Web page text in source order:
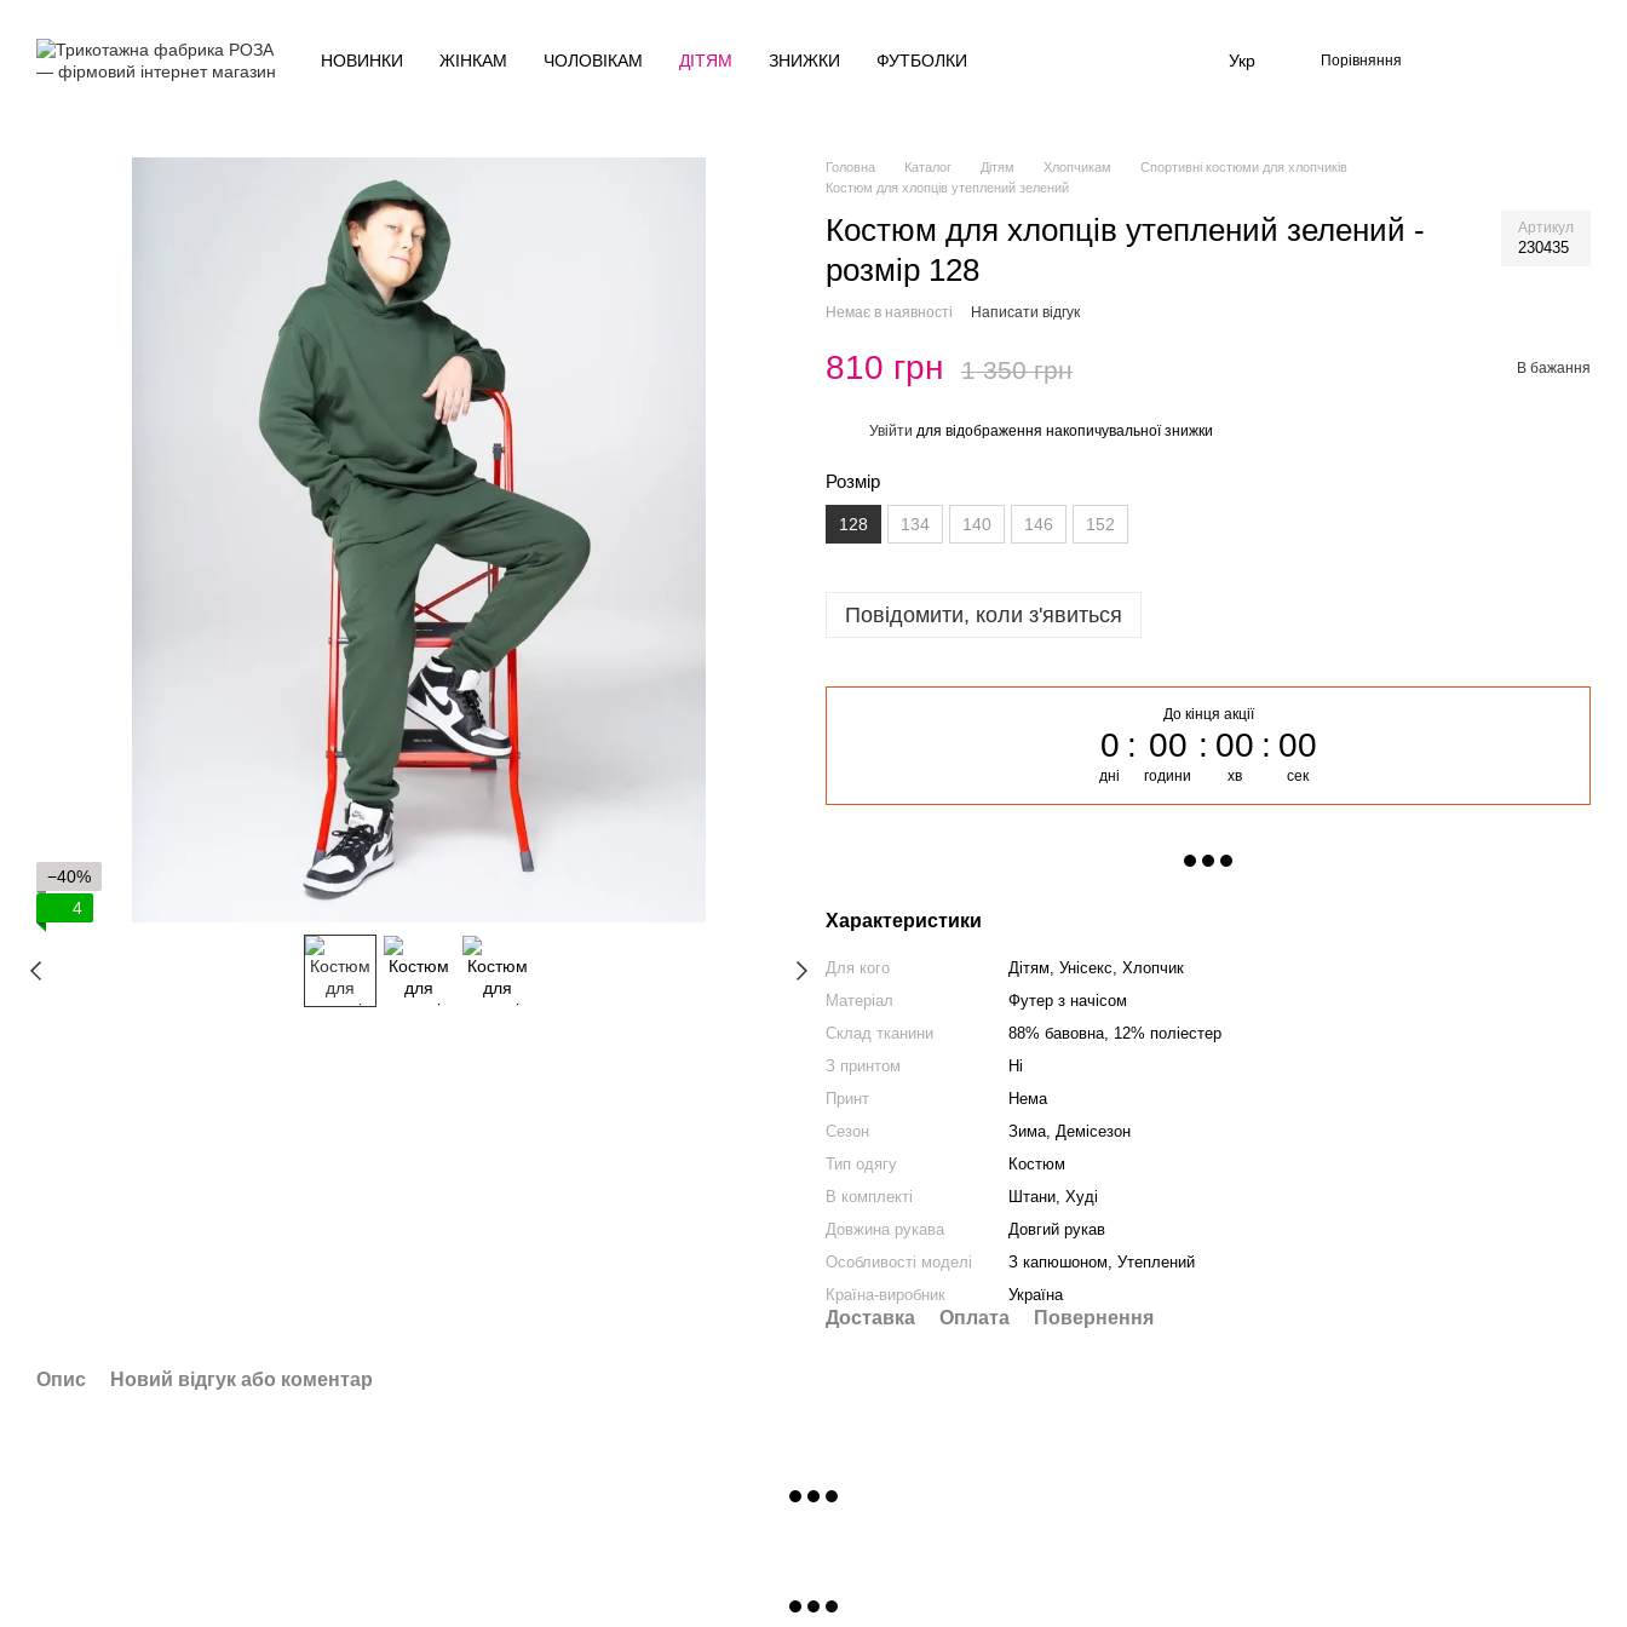
НОВИНКИ ЖІНКАМ ЧОЛОВІКАМ ДІТЯМ ЗНИЖКИ ФУТБОЛКИ Укр Порівняння
−40%
4
Головна Каталог Дітям Хлопчикам
Спортивні костюми для хлопчиків
Костюм для хлопців утеплений зелений
Костюм для хлопців утеплений зелений -
розмір 128
Артикул
230435
Немає в наявності Написати відгук
810 грн 1 350 грн В бажання
Увійти для відображення накопичувальної знижки
Розмір
128 134 140 146 152
Повідомити, коли з'явиться
До кінця акції
0
дні
00
години
00
хв
00
сек
Характеристики
Для кого
Дітям, Унісекс, Хлопчик
Матеріал
Футер з начісом
Склад тканини
88% бавовна, 12% поліестер
З принтом
Ні
Принт
Нема
Сезон
Зима, Демісезон
Тип одягу
Костюм
В комплекті
Штани, Худі
Довжина рукава
Довгий рукав
Особливості моделі
З капюшоном, Утеплений
Країна-виробник
Україна
Доставка Оплата Повернення
Опис Новий відгук або коментар